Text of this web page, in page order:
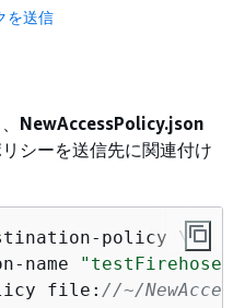
を送信
NewAccessPolicy.json
シーを送信先に関連付け
policy \
name
file:
//~/